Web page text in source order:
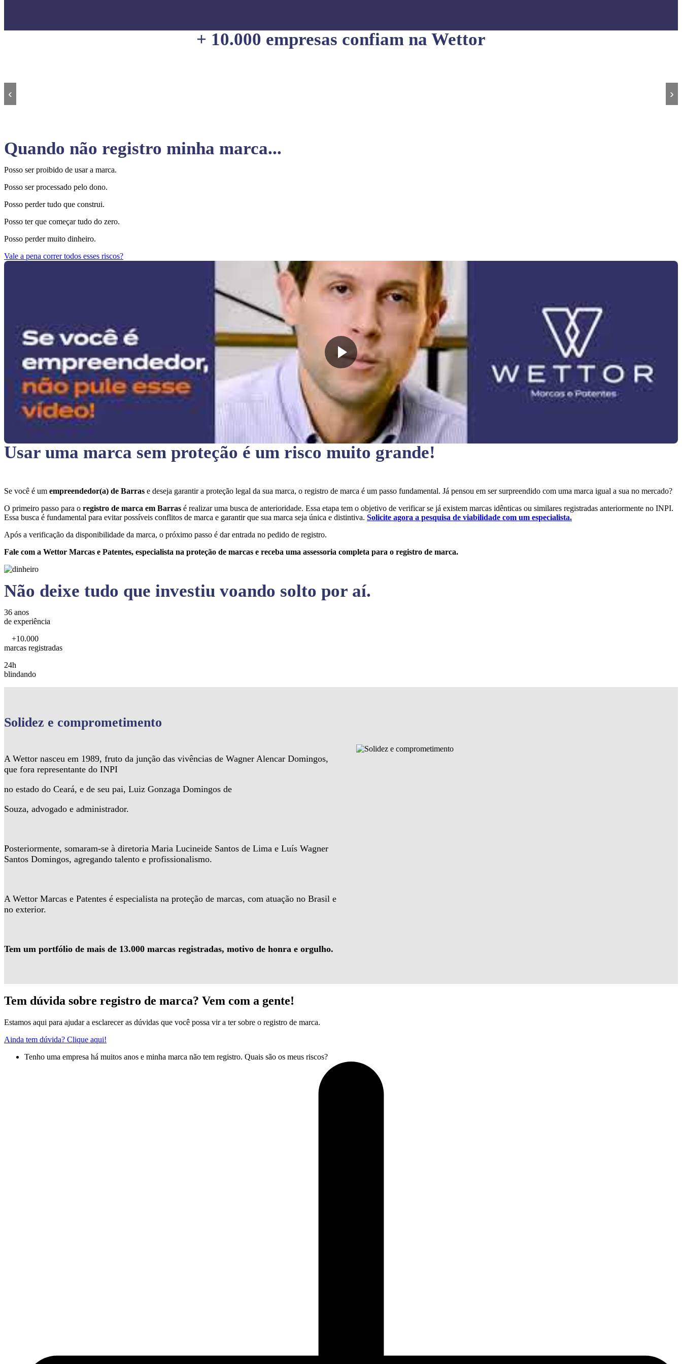
+ 10.000 empresas confiam na Wettor
‹ ›
Quando não registro minha marca...
Posso ser proibido de usar a marca.
Posso ser processado pelo dono.
Posso perder tudo que construi.
Posso ter que começar tudo do zero.
Posso perder muito dinheiro.
Vale a pena correr todos esses riscos?
Usar uma marca sem proteção é um risco muito grande!
Se você é um empreendedor(a) de Barras e deseja garantir a proteção legal da sua marca, o registro de marca é um passo fundamental. Já pensou em ser surpreendido com uma marca igual a sua no mercado?
O primeiro passo para o registro de marca em Barras é realizar uma busca de anterioridade. Essa etapa tem o objetivo de verificar se já existem marcas idênticas ou similares registradas anteriormente no INPI.
Essa busca é fundamental para evitar possíveis conflitos de marca e garantir que sua marca seja única e distintiva. Solicite agora a pesquisa de viabilidade com um especialista.
Após a verificação da disponibilidade da marca, o próximo passo é dar entrada no pedido de registro.
Fale com a Wettor Marcas e Patentes, especialista na proteção de marcas e receba uma assessoria completa para o registro de marca.
Não deixe tudo que investiu voando solto por aí.
36 anos
de experiência
+10.000
marcas registradas
24h
blindando
Solidez e comprometimento
A Wettor nasceu em 1989, fruto da junção das vivências de Wagner Alencar Domingos,
que fora representante do INPI
no estado do Ceará, e de seu pai, Luiz Gonzaga Domingos de
Souza, advogado e administrador.
Posteriormente, somaram-se à diretoria Maria Lucineide Santos de Lima e Luís Wagner
Santos Domingos, agregando talento e profissionalismo.
A Wettor Marcas e Patentes é especialista na proteção de marcas, com atuação no Brasil e
no exterior.
Tem um portfólio de mais de 13.000 marcas registradas, motivo de honra e orgulho.
Tem dúvida sobre registro de marca? Vem com a gente!
Estamos aqui para ajudar a esclarecer as dúvidas que você possa vir a ter sobre o registro de marca.
Ainda tem dúvida? Clique aqui!
Tenho uma empresa há muitos anos e minha marca não tem registro. Quais são os meus riscos?